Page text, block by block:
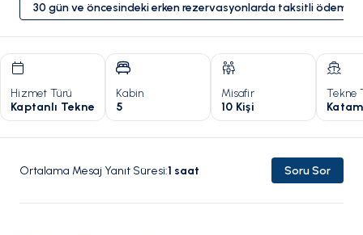
30 gün ve öncesindeki erken rezervasyonlarda taksitli ödeme
Hizmet Türü
Kaptanlı Tekne
Kabin
5
Misafir
10 Kişi
Tekne
Ortalama Mesaj Yanıt Süresi:1 saat Soru Sor